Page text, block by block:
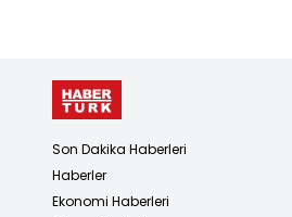
Son Dakika Haberleri
Haberler
Ekonomi Haberleri